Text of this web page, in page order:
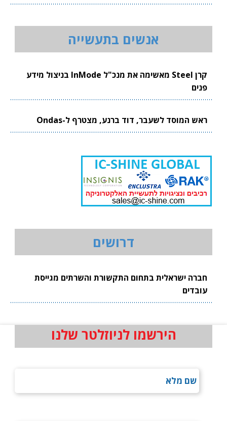
אנשים בתעשייה
קרן Steel מאשימה את מנכ"ל InMode בניצול מידע
פנים
ראש המוסד לשעבר, דוד ברנע, מצטרף ל-Ondas
דרושים
חברה ישראלית בתחום התקשורת והשרתים מגייסת
עובדים
הירשמו לניוזלטר שלנו